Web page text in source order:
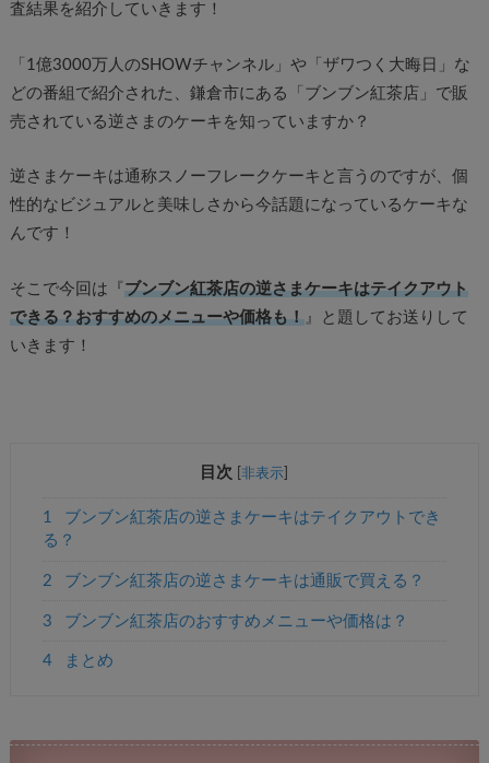
査結果を紹介していきます！
「1億3000万人のSHOWチャンネル」や「ザワつく大晦日」な
どの番組で紹介された、鎌倉市にある「ブンブン紅茶店」で販
売されている逆さまのケーキを知っていますか？
逆さまケーキは通称スノーフレークケーキと言うのですが、個
性的なビジュアルと美味しさから今話題になっているケーキな
んです！
そこで今回は『 ブンブン紅茶店の逆さまケーキはテイクアウト
できる？おすすめのメニューや価格も！』と題してお送りして
いきます！
目次 [非表示
1
ブンブン紅茶店の逆さまケーキはテイクアウトでき
る？
2 ブンブン紅茶店の逆さまケーキは通販で買える？
3 ブンブン紅茶店のおすすめメニューや価格は？
4 まとめ